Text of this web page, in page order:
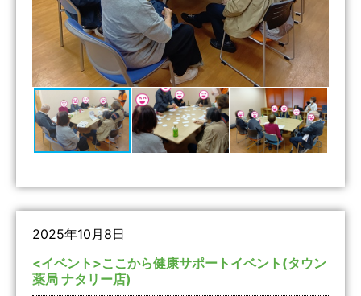
2025年10月8日
<イベント>ここから健康サポートイベント(タウン
薬局 ナタリー店)